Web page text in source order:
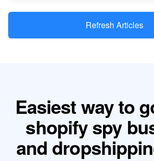
Refresh Articles
Easiest way to
shopify spy
and